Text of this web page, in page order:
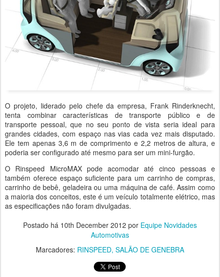
O projeto, liderado pelo chefe da empresa, Frank Rinderknecht,
tenta combinar características de transporte público e de
transporte pessoal, que no seu ponto de vista seria ideal para
grandes cidades, com espaço nas vias cada vez mais disputado.
Ele tem apenas 3,6 m de comprimento e 2,2 metros de altura, e
poderia ser configurado até mesmo para ser um mini-furgão.
O Rinspeed MicroMAX pode acomodar até cinco pessoas e
também oferece espaço suficiente para um carrinho de compras,
carrinho de bebê, geladeira ou uma máquina de café. Assim como
a maioria dos conceitos, este é um veículo totalmente elétrico, mas
as especificações não foram divulgadas.
Postado há 10th December 2012 por Equipe Novidades
Automotivas
Marcadores: RINSPEED SALÃO DE GENEBRA